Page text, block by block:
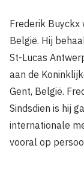
Frederik Buyckx
België. Hij
St-Lucas
aan de
Gent, België.
Sindsdien is hij
internationale
vooral op